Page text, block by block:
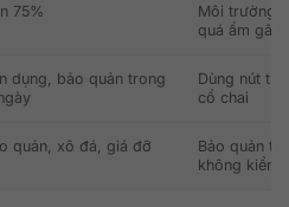
75%
Môi trường
quá ẩm gây
dụng, bảo quản trong
Dùng nút
cổ chai
quản, xô đá, giá đỡ
Bảo quản
không kiểm